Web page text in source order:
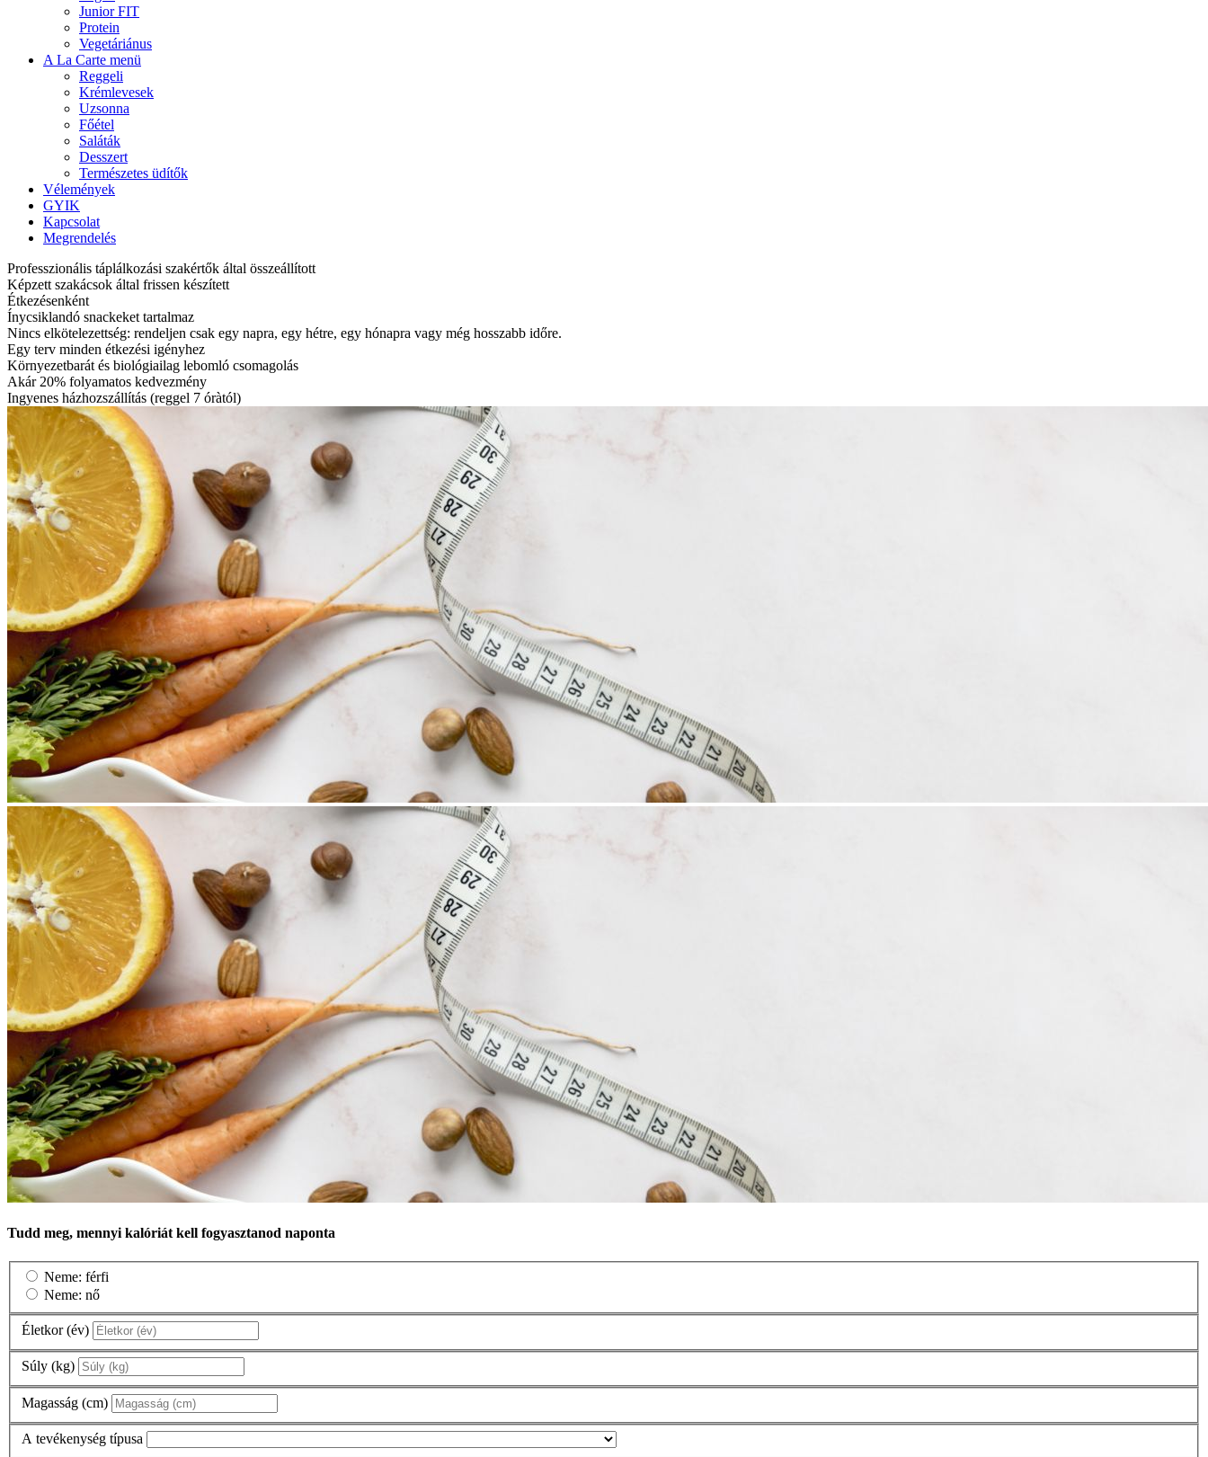
Junior FIT
Protein
Vegetáriánus
A La Carte menü
Reggeli
Krémlevesek
Uzsonna
Főétel
Saláták
Desszert
Természetes üdítők
Vélemények
GYIK
Kapcsolat
Megrendelés
Professzionális táplálkozási szakértők által összeállított
Képzett szakácsok által frissen készített
Étkezésenként
Ínycsiklandó snackeket tartalmaz
Nincs elkötelezettség: rendeljen csak egy napra, egy hétre, egy hónapra vagy még hosszabb időre.
Egy terv minden étkezési igényhez
Környezetbarát és biológiailag lebomló csomagolás
Akár 20% folyamatos kedvezmény
Ingyenes házhozszállítás (reggel 7 óràtól)
Tudd meg, mennyi kalóriát kell fogyasztanod naponta
Neme: férfi
Neme: nő
Életkor (év)
Súly (kg)
Magasság (cm)
A tevékenység típusa